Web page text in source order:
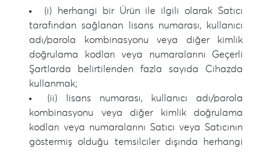
(i) herhangi bir Ürün ile ilgili olarak Satıcı
tarafından sağlanan lisans numarası, kullanıcı
adı/parola kombinasyonu veya diğer kimlik
doğrulama kodları veya numaralarını Geçerli
Şartlarda belirtilenden fazla sayıda Cihazda
kullanmak;
(ii) lisans numarası, kullanıcı adı/parola
kombinasyonu veya diğer kimlik doğrulama
kodları veya numaralarını Satıcı veya Satıcının
göstermiş olduğu temsilciler dışında herhangi